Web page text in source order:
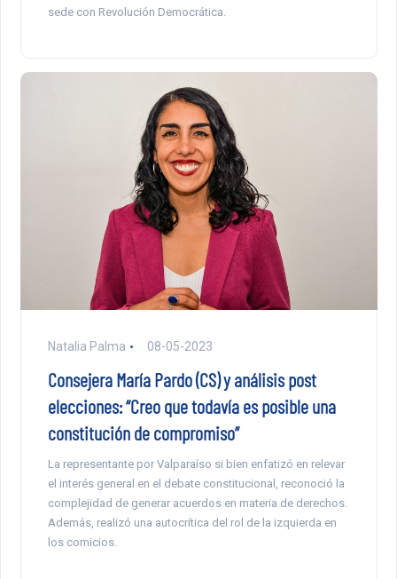
sede con Revolución Democrática.
Natalia Palma 08-05-2023
Consejera María Pardo (CS) y análisis post
elecciones: “Creo que todavía es posible una
constitución de compromiso”
La representante por Valparaíso si bien enfatizó en relevar
el interés general en el debate constitucional, reconoció la
complejidad de generar acuerdos en materia de derechos.
Además, realizó una autocrítica del rol de la izquierda en
los comicios.